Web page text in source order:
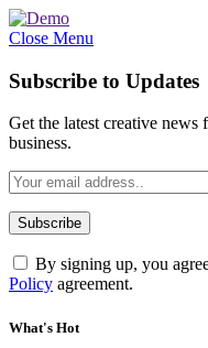
Close Menu
Subscribe to Updates
Get the latest creative news
business.
By signing up, you
Policy agreement.
What's Hot